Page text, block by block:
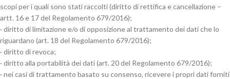
scopi per i quali sono stati raccolti (diritto di rettifica e cancellazione –
artt. 16 e 17 del Regolamento 679/2016);
· diritto di limitazione e/o di opposizione al trattamento dei dati che lo
riguardano (art. 18 del Regolamento 679/2016);
· diritto di revoca;
· diritto alla portabilità dei dati (art. 20 del Regolamento 679/2016);
· nei casi di trattamento basato su consenso, ricevere i propri dati forniti